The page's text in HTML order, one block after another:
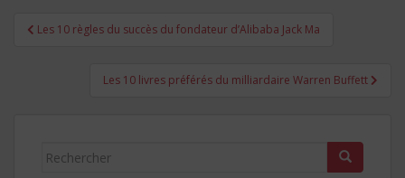
Navigation
Les 10 règles du succès du fondateur d’Alibaba Jack Ma
Les 10 livres préférés du milliardaire Warren Buffett
Rechercher...